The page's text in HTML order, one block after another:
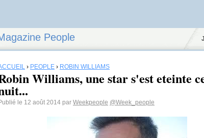
People
› PEOPLE › ROBIN WILLIAMS
Williams, une star s'est eteinte
le 12 août 2014 par Weekpeople @Week_people